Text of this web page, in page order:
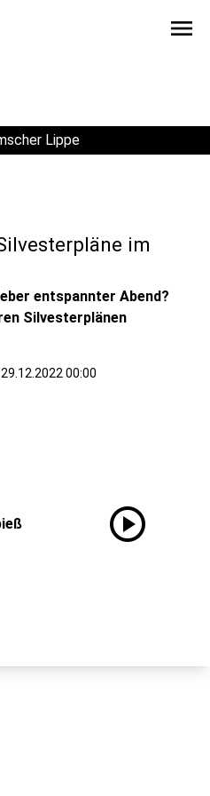
menu
Lippe
im
entspannter Abend?
Silvesterplänen
00:00
play_circle